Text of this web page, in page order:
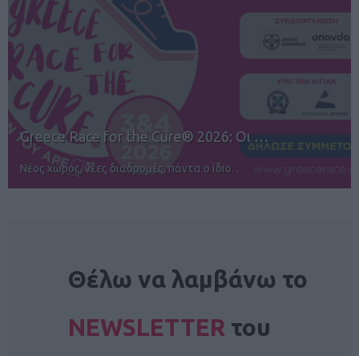
12ος TUI Rhodes Marathon: Άνοιγμα ε…
Αγώνες για όλους στην Ρόδο
Θέλω να λαμβάνω το
NEWSLETTER του